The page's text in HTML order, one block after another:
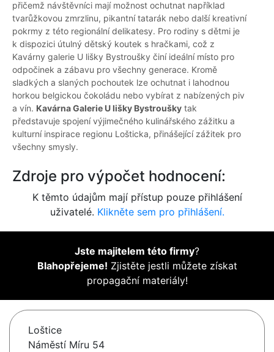
přičemž návštěvníci mají možnost ochutnat například
tvarůžkovou zmrzlinu, pikantní tatarák nebo další kreativní
pokrmy z této regionální delikatesy. Pro rodiny s dětmi je
k dispozici útulný dětský koutek s hračkami, což z
Kavárny galerie U lišky Bystroušky činí ideální místo pro
odpočinek a zábavu pro všechny generace. Kromě
sladkých a slaných pochoutek lze ochutnat i lahodnou
horkou belgickou čokoládu nebo vybírat z nabízených piv
a vín. Kavárna Galerie U lišky Bystroušky tak
představuje spojení výjimečného kulinářského zážitku a
kulturní inspirace regionu Lošticka, přinášející zážitek pro
všechny smysly.
Zdroje pro výpočet hodnocení:
K těmto údajům mají přístup pouze přihlášení
uživatelé. Klikněte sem pro přihlášení.
Jste majitelem této firmy?
Blahopřejeme! Zjistěte jestli můžete získat
propagační materiály!
Loštice
Náměstí Míru 54